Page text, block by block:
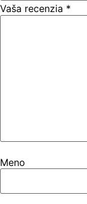
Vaša recenzia *
Meno